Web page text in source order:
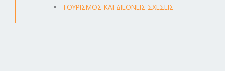
ΤΟΥΡΙΣΜΟΣ ΚΑΙ ΔΙΕΘΝΕΙΣ ΣΧΕΣΕΙΣ